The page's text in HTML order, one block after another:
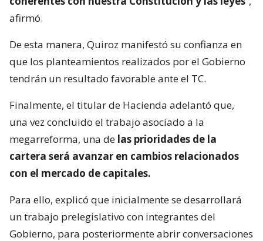
afirmó.
De esta manera, Quiroz manifestó su confianza en
que los planteamientos realizados por el Gobierno
tendrán un resultado favorable ante el TC.
Finalmente, el titular de Hacienda adelantó que,
una vez concluido el trabajo asociado a la
megarreforma, una de las prioridades de la
cartera será avanzar en cambios relacionados
con el mercado de capitales.
Para ello, explicó que inicialmente se desarrollará
un trabajo prelegislativo con integrantes del
Gobierno, para posteriormente abrir conversaciones